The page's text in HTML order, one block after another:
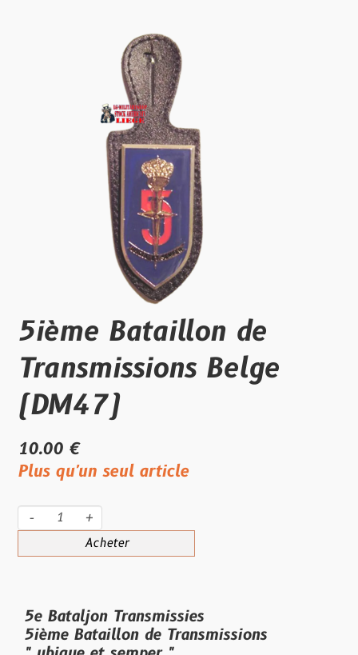
5ième Bataillon de
Transmissions Belge
(DM47)
10.00 €
Plus qu'un seul article
- +
Acheter
5e Bataljon Transmissies
5ième Bataillon de Transmissions